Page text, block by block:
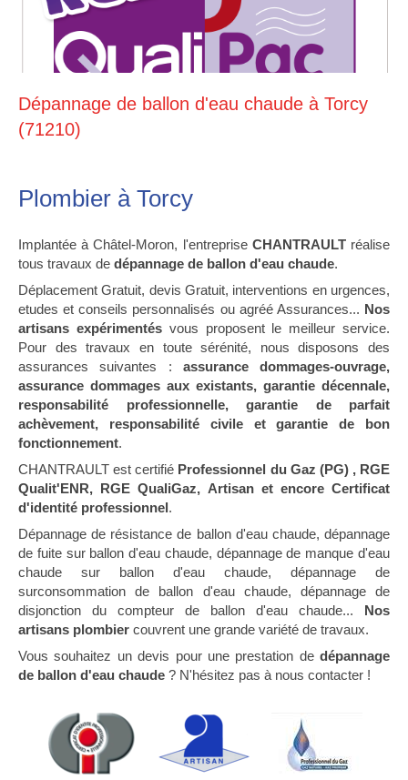
Dépannage de ballon d'eau chaude à Torcy
(71210)
Plombier à Torcy
Implantée à Châtel-Moron, l'entreprise CHANTRAULTréalise
tous travaux de dépannage de ballon d'eau chaude.
Déplacement Gratuit, devis Gratuit, interventions en urgences,
etudes et conseils personnalisés ou agréé Assurances... Nos
artisans expérimentésvous proposent le meilleur service.
Pour des travaux en toute sérénité, nous disposons des
assurances suivantes : assurance dommages-ouvrage,
assurance dommages aux existants, garantie décennale,
responsabilité professionnelle, garantie de parfait
achèvement, responsabilité civile et garantie de bon
fonctionnement.
CHANTRAULT est certifié Professionnel du Gaz (PG) , RGE
Qualit'ENR, RGE QualiGaz, Artisan et encore Certificat
d'identité professionnel.
Dépannage de résistance de ballon d'eau chaude, dépannage
de fuite sur ballon d'eau chaude, dépannage de manque d'eau
chaude sur ballon d'eau chaude, dépannage de
surconsommation de ballon d'eau chaude, dépannage de
disjonction du compteur de ballon d'eau chaude... Nos
artisans plombier couvrent une grande variété de travaux.
Vous souhaitez un devis pour une prestation de dépannage
de ballon d'eau chaude ? N'hésitez pas à nous contacter !